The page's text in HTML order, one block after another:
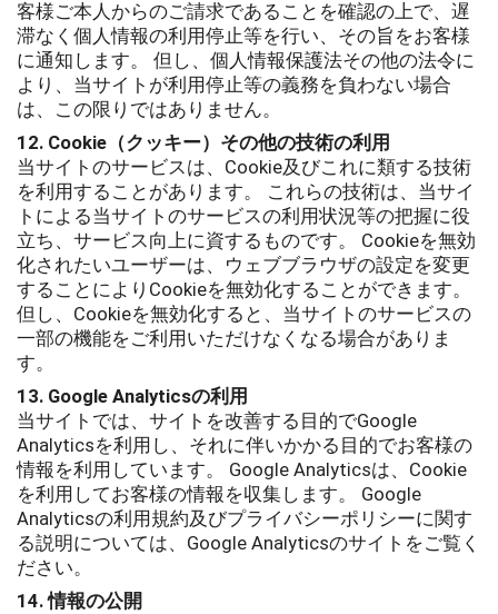
客様ご本人からのご請求であることを確認の上で、遅
滞なく個人情報の利用停止等を行い、その旨をお客様
に通知します。 但し、個人情報保護法その他の法令に
より、当サイトが利用停止等の義務を負わない場合
は、この限りではありません。
12. Cookie（クッキー）その他の技術の利用
当サイトのサービスは、Cookie及びこれに類する技術
を利用することがあります。 これらの技術は、当サイ
トによる当サイトのサービスの利用状況等の把握に役
立ち、サービス向上に資するものです。 Cookieを無効
化されたいユーザーは、ウェブブラウザの設定を変更
することによりCookieを無効化することができます。
但し、Cookieを無効化すると、当サイトのサービスの
一部の機能をご利用いただけなくなる場合がありま
す。
13. Google Analyticsの利用
当サイトでは、サイトを改善する目的でGoogle
Analyticsを利用し、それに伴いかかる目的でお客様の
情報を利用しています。 Google Analyticsは、Cookie
を利用してお客様の情報を収集します。 Google
Analyticsの利用規約及びプライバシーポリシーに関す
る説明については、Google Analyticsのサイトをご覧く
ださい。
14. 情報の公開